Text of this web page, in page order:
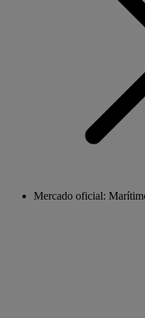
Mercado oficial: